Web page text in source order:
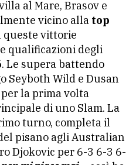
al Mare, Brasov e
vicino alla top
queste vittorie
qualificazioni degli
. Le supera battendo
Seyboth Wild e Dusan
la prima volta
di uno Slam. La
turno, completa il
pisano agli Australian
Djokovic per 6-3 6-3 6-